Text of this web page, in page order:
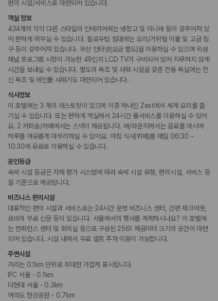
포터/벨보이
웰빙 및 피트니스
피트니스/헬스시설
사우나/스파
액티비티
수영장
요가/필라테스
키즈
유모차
비즈니스
컨퍼런스 센터
회의공간
연회장
장애인 편의시설
휠체어로 이용가능한 주차장
휠체어 이용 가능 화장실
휠체어로 이용 가능
흡연 시설
금연 숙박 시설
편의 시설/서비스로 마련되어 있습니다.
객실 정보
434개의 각각 다른 스타일의 인테리어에는 냉장고 및 미니바 등이 갖추어져 있
어 편하게 머무실 수 있습니다. 필로우탑 침대에는 오리/거위털 이불 및 고급 침
구 등이 갖추어져 있습니다. 무선 인터넷(요금 별도)을 이용하실 수 있으며 위성
채널 프로그램 시청이 가능한 49인치 LCD TV가 구비되어 있어 지루하지 않게
시간을 보내실 수 있습니다. 별도의 욕조 및 샤워 시설을 갖춘 전용 욕실에는 전
신 욕조 및 레인폴 샤워기도 마련되어 있습니다.
식사정보
이 호텔에는 3 개의 레스토랑이 있으며 이중 하나인 Zest에서 세계 요리를 즐
기실 수 있습니다. 또는 편하게 객실에서 24시간 룸서비스를 이용하실 수 있어
요. 2 커피숍/카페에서는 스낵이 제공됩니다. 바/라운지에서는 음료를 마시며
하루를 여유롭게 마무리하실 수 있어요. 아침 식사(뷔페)를 매일 06:30 ~
10:30에 유료로 이용하실 수 있습니다.
공인등급
숙박 시설 등급은 자체 평가 시스템에 따라 숙박 시설 유형, 편의시설, 서비스 등
을 기준으로 제공됩니다.
비즈니스 편의시설
대표적인 편의 시설과 서비스로는 24시간 운영 비즈니스 센터, 간편 체크아웃,
로비의 무료 신문 등이 있습니다. 서울에서의 행사를 계획하시나요? 이 호텔에
는 컨퍼런스 센터 및 회의실 등으로 구성된 2561 제곱미터 크기의 공간이 마련
되어 있습니다. 시설 내에서 무료 셀프 주차 이용이 가능합니다.
주변시설
거리는 0.1km 단위로 최대한 가깝게 표시됩니다.
IFC 서울 - 0.1km
더현대 서울 - 0.3km
여의도 한강공원 - 0.7km